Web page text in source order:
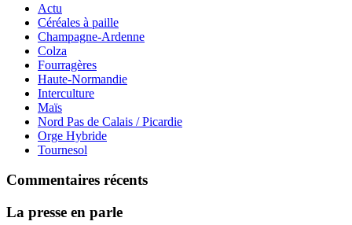
Actu
Céréales à paille
Champagne-Ardenne
Colza
Fourragères
Haute-Normandie
Interculture
Maïs
Nord Pas de Calais / Picardie
Orge Hybride
Tournesol
Commentaires récents
La presse en parle